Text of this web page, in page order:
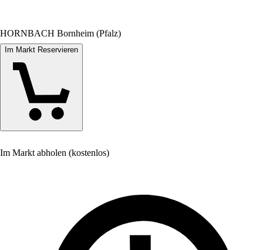
HORNBACH Bornheim (Pfalz)
Im Markt Reservieren
Im Markt abholen (kostenlos)